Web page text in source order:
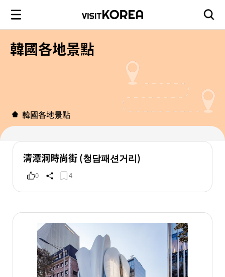
韓國各地景點
韓國各地景點
清潭洞時尚街 (청담패션거리)
0 4